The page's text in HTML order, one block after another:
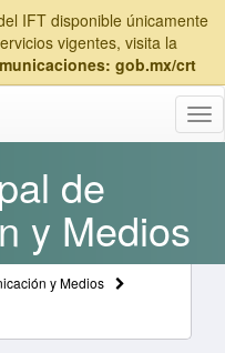
IFT disponible únicamente
vigentes, visita la
gob.mx/crt
de
y Medios
y Medios